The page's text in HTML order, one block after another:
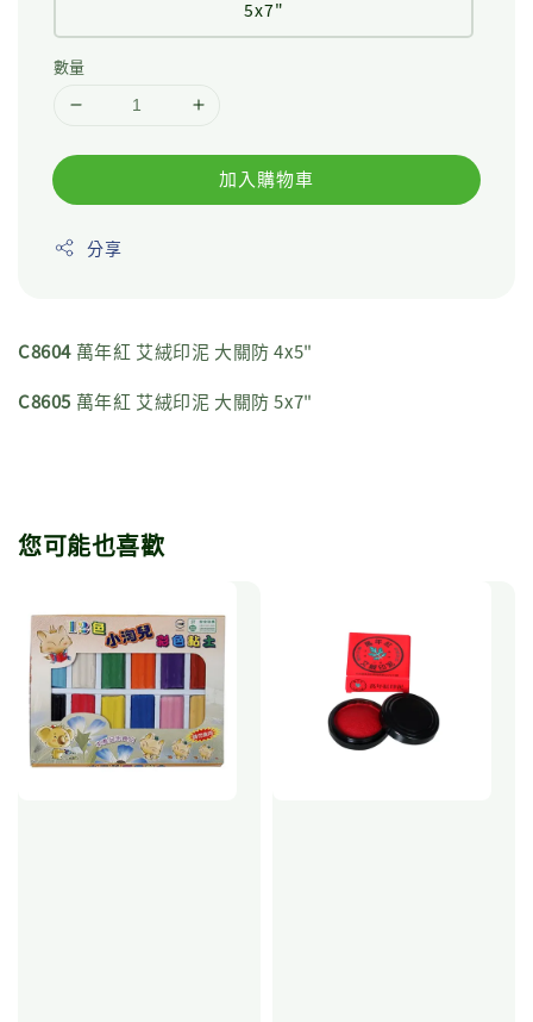
5x7"
數量
加入購物車
分享
C8604 萬年紅 艾絨印泥 大關防 4x5"
C8605 萬年紅 艾絨印泥 大關防 5x7"
您可能也喜歡